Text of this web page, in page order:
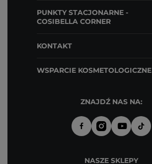
PUNKTY STACJONARNE -
COSIBELLA CORNER
KONTAKT
WSPARCIE KOSMETOLOGICZNE
ZNAJDŹ NAS NA:
NASZE SKLEPY